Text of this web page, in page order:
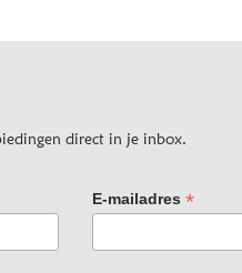
direct in je inbox.
E-mailadres *